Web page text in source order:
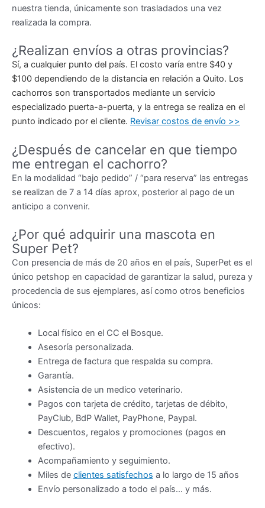
nuestra tienda, únicamente son trasladados una vez
realizada la compra.
¿Realizan envíos a otras provincias?
Sí, a cualquier punto del país. El costo varía entre $40 y
$100 dependiendo de la distancia en relación a Quito. Los
cachorros son transportados mediante un servicio
especializado puerta-a-puerta, y la entrega se realiza en el
punto indicado por el cliente. Revisar costos de envío >>
¿Después de cancelar en que tiempo
me entregan el cachorro?
En la modalidad “bajo pedido” / “para reserva” las entregas
se realizan de 7 a 14 días aprox, posterior al pago de un
anticipo a convenir.
¿Por qué adquirir una mascota en
Super Pet?
Con presencia de más de 20 años en el país, SuperPet es el
único petshop en capacidad de garantizar la salud, pureza y
procedencia de sus ejemplares, así como otros beneficios
únicos:
Local físico en el CC el Bosque.
Asesoría personalizada.
Entrega de factura que respalda su compra.
Garantía.
Asistencia de un medico veterinario.
Pagos con tarjeta de crédito, tarjetas de débito,
PayClub, BdP Wallet, PayPhone, Paypal.
Descuentos, regalos y promociones (pagos en
efectivo).
Acompañamiento y seguimiento.
Miles de clientes satisfechos a lo largo de 15 años
Envío personalizado a todo el país… y más.